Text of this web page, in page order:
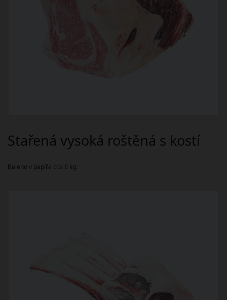
Baleno v papíře cca 6 kg.
Stařená vysoká roštěná s kostí